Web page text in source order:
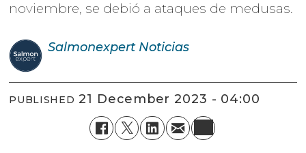
noviembre, se debió a ataques de medusas.
Salmonexpert Noticias
PUBLISHED 21 December 2023 - 04:00